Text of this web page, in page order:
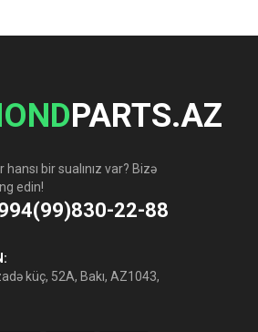
PARTS.AZ
hansı bir sualınız var? Bizə
edin!
22-88
küç, 52A, Bakı, AZ1043,